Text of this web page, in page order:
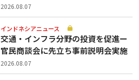
2026.08.07
インドネシアニュース
交通・インフラ分野の投資を促進ー
官民商談会に先立ち事前説明会実施
2026.08.07